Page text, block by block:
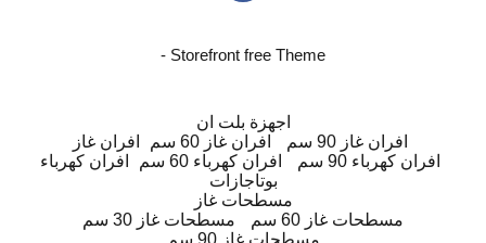
- Storefront free Theme
اجهزة بلت ان
افران غاز
افران غاز 60 سم
افران غاز 90 سم
افران كهرباء
افران كهرباء 60 سم
افران كهرباء 90 سم
بوتاجازات
مسطحات غاز
مسطحات غاز 30 سم
مسطحات غاز 60 سم